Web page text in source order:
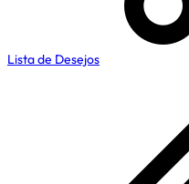
Lista de Desejos